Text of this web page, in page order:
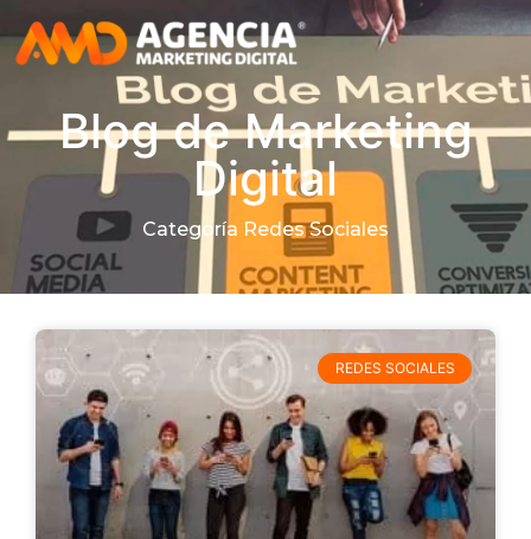
Blog de Marketing
Digital
Categoría Redes Sociales
REDES SOCIALES